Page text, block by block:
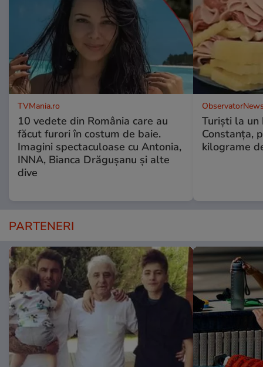
TVMania.ro
10 vedete din România care au
făcut furori în costum de baie.
Imagini spectaculoase cu Antonia,
INNA, Bianca Drăgușanu și alte
dive
Turiști la
Constanța,
kilograme
PARTENERI